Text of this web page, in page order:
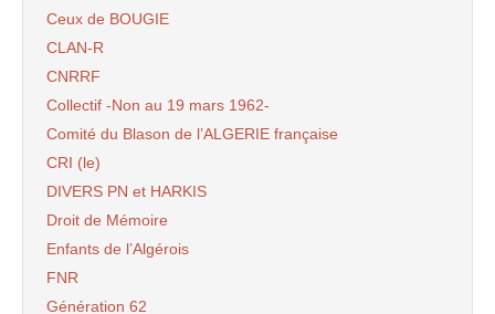
Ceux de BOUGIE
CLAN-R
CNRRF
Collectif -Non au 19 mars 1962-
Comité du Blason de l’ALGERIE française
CRI (le)
DIVERS PN et HARKIS
Droit de Mémoire
Enfants de l’Algérois
FNR
Génération 62